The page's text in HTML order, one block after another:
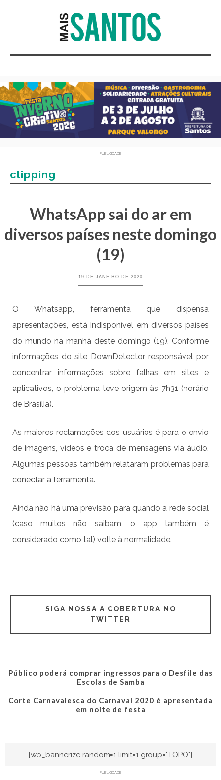
PUBLICIDADE
clipping
WhatsApp sai do ar em
diversos países neste domingo
(19)
19 DE JANEIRO DE 2020
O Whatsapp, ferramenta que dispensa
apresentações, está indisponível em diversos países
do mundo na manhã deste domingo (19). Conforme
informações do site DownDetector, responsável por
concentrar informações sobre falhas em sites e
aplicativos, o problema teve origem às 7h31 (horário
de Brasília).
As maiores reclamações dos usuários é para o envio
de imagens, vídeos e troca de mensagens via áudio.
Algumas pessoas também relataram problemas para
conectar a ferramenta.
Ainda não há uma previsão para quando a rede social
(caso muitos não saibam, o app também é
considerado como tal) volte à normalidade.
SIGA NOSSA A COBERTURA NO
TWITTER
Público poderá comprar ingressos para o Desfile das
Escolas de Samba
Corte Carnavalesca do Carnaval 2020 é apresentada
em noite de festa
[wp_bannerize random=1 limit=1 group="TOPO"]
PUBLICIDADE